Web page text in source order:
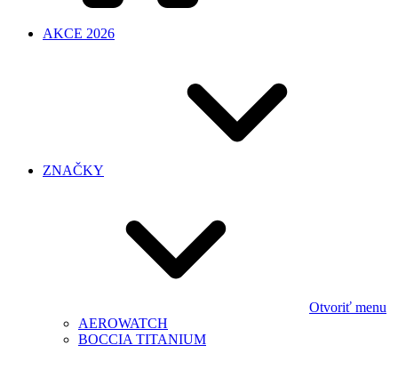
AKCE 2026
ZNAČKY
Otvoriť menu
AEROWATCH
BOCCIA TITANIUM